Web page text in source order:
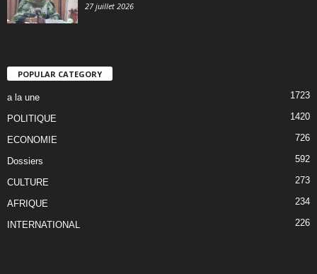
27 juillet 2026
POPULAR CATEGORY
a la une 1723
POLITIQUE 1420
ECONOMIE 726
Dossiers 592
CULTURE 273
AFRIQUE 234
INTERNATIONAL 226